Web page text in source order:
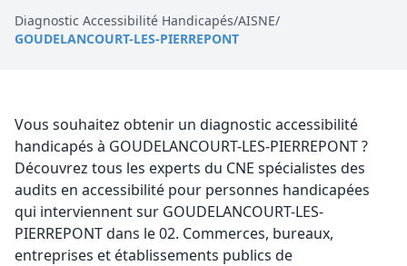
Diagnostic Accessibilité Handicapés/AISNE/
GOUDELANCOURT-LES-PIERREPONT
Vous souhaitez obtenir un diagnostic accessibilité
handicapés à GOUDELANCOURT-LES-PIERREPONT ?
Découvrez tous les experts du CNE spécialistes des
audits en accessibilité pour personnes handicapées
qui interviennent sur GOUDELANCOURT-LES-
PIERREPONT dans le 02. Commerces, bureaux,
entreprises et établissements publics de